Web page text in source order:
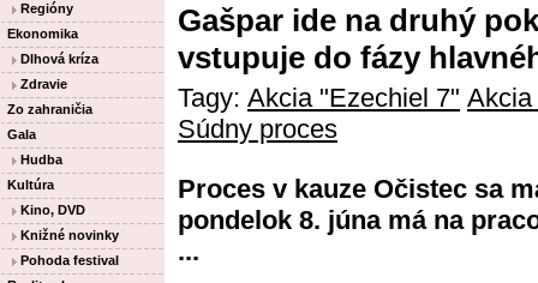
Regióny
Ekonomika
Dlhová kríza
Zdravie
Zo zahraničia
Gala
Hudba
Kultúra
Kino, DVD
Knižné novinky
Pohoda festival
Gašpar ide na druhý
vstupuje do fázy
Tagy: Akcia "Ezechiel 7" Akcia
Súdny proces
Proces v kauze Očistec sa
pondelok 8. júna má na
...